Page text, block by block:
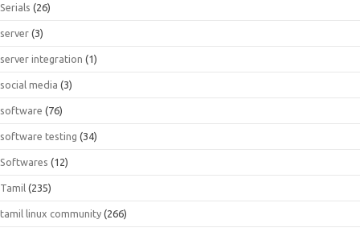
Serials (26)
server (3)
server integration (1)
social media (3)
software (76)
software testing (34)
Softwares (12)
Tamil (235)
tamil linux community (266)